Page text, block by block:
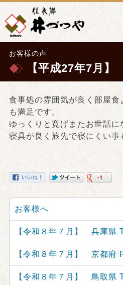
お客様の声
【平成27年7月
食事処の雰囲気が良く部屋食
も満足です。
ゆっくりと寛げまたお世話に
寝具が良く旅先で寝にくい事
お客様へ
【令和８年７月】 兵庫県
【令和８年７月】 京都府
【令和８年７月】 鳥取県